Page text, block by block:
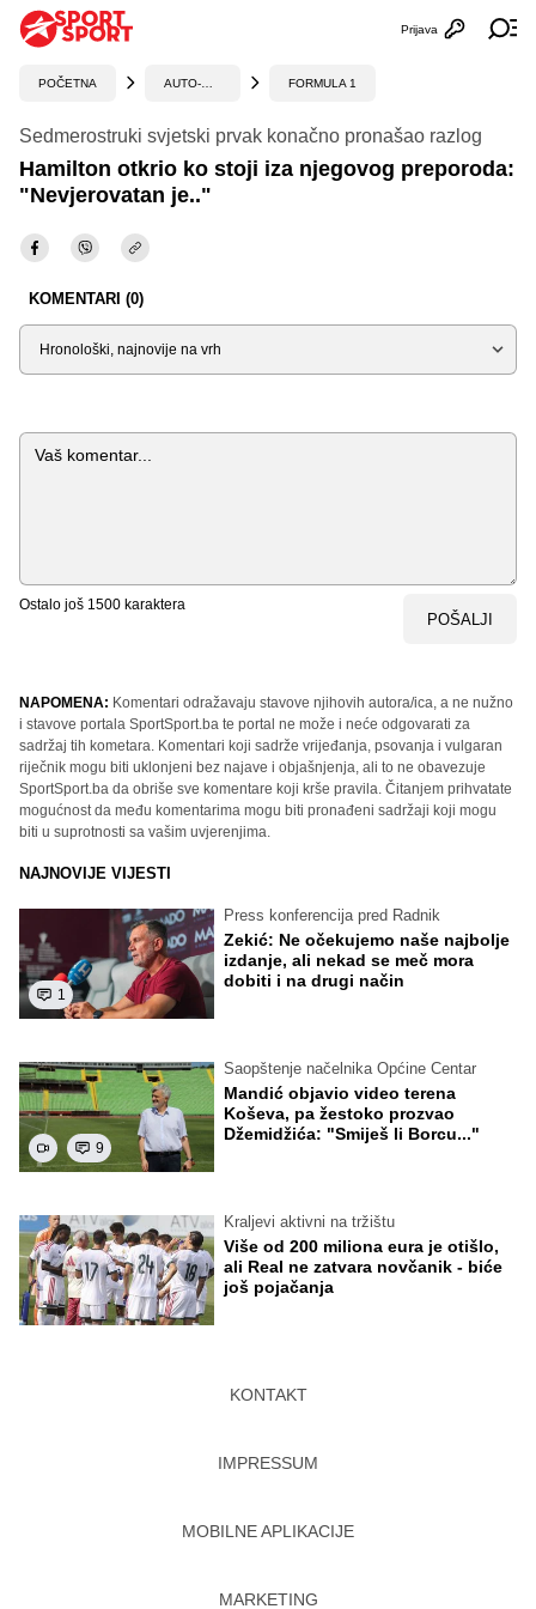
Otvori
Prijava
POČETNA FORMULA 1
Sedmerostruki svjetski prvak konačno pronašao razlog
Hamilton otkrio ko stoji iza njegovog preporoda:
"Nevjerovatan je.."
KOMENTARI (0)
Sortiraj
Komentar
Ostalo još 1500 karaktera
POŠALJI
NAPOMENA: Komentari odražavaju stavove njihovih autora/ica, a ne nužno
i stavove portala SportSport.ba te portal ne može i neće odgovarati za
sadržaj tih kometara. Komentari koji sadrže vrijeđanja, psovanja i vulgaran
riječnik mogu biti uklonjeni bez najave i objašnjenja, ali to ne obavezuje
SportSport.ba da obriše sve komentare koji krše pravila. Čitanjem prihvatate
mogućnost da među komentarima mogu biti pronađeni sadržaji koji mogu
biti u suprotnosti sa vašim uvjerenjima.
NAJNOVIJE VIJESTI
1
Press konferencija pred Radnik
Zekić: Ne očekujemo naše najbolje
izdanje, ali nekad se meč mora
dobiti i na drugi način
9
Saopštenje načelnika Općine Centar
Mandić objavio video terena
Koševa, pa žestoko prozvao
Džemidžića: "Smiješ li Borcu..."
Kraljevi aktivni na tržištu
Više od 200 miliona eura je otišlo,
ali Real ne zatvara novčanik - biće
još pojačanja
KONTAKT
IMPRESSUM
MOBILNE APLIKACIJE
MARKETING